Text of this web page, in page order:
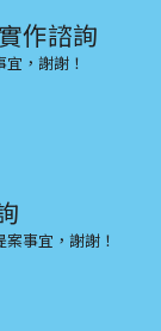
作諮詢
，謝謝！
事宜，謝謝！